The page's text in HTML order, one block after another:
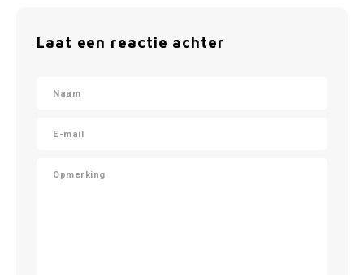
Laat een reactie achter